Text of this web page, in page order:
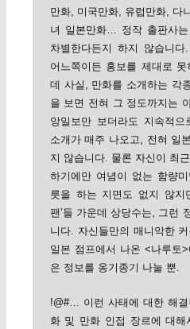
만화, 미국만화, 유럽만화, 다
녀 일본만화… 정작 출판사
차별한다든지 하지 않습니다
어느쪽이든 홍보를 제대로
데 사실, 만화를 소개하는 각
을 보면 전혀 그 정도까지는
앙일보만 보더라도 지속적
소개가 매주 나오고, 전혀 일
지 않습니다. 물론 자신이 최
하기에만 여념이 없는 함량
릇을 하는 지면도 없지 않
팬’들 가운데 상당수는, 그런
니다. 자신들만의 매니악한
일본 점프에서 나온 <나루토
은 정보를 옹기종기 나눌 뿐.
!@#… 이런 사태에 대한 해결
화 및 만화 인접 장르에 대해